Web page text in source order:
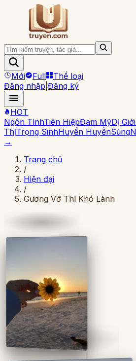
Mới Full
Thể loại
Đăng nhập Đăng ký
HOT
Ngôn TìnhTiên HiệpĐam MỹDị Giới
ThịTrọng SinhHuyền HuyễnSủng
→
Trang chủ
/
Hiện đại
/
Gương Vỡ Thì Khó Lành